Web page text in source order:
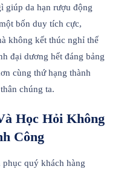
giúp da hạn rượu động
bốn duy tích cực,
không kết thúc nghỉ thế
đại dương hết đáng bảng
cùng thứ hạng thành
chúng ta.
Học Hỏi Không
Công
quý khách hàng